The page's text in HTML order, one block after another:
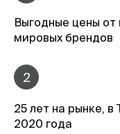
Выгодные цены от
мировых брендов
2
25 лет на рынке, в
2020 года